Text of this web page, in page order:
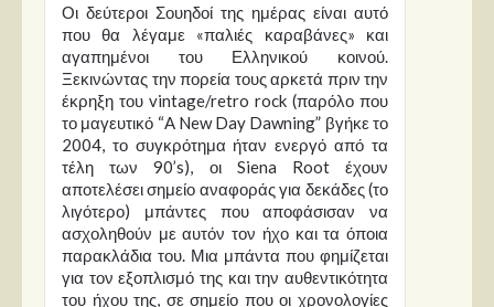
Οι δεύτεροι Σουηδοί της ημέρας είναι αυτό
που θα λέγαμε «παλιές καραβάνες» και
αγαπημένοι του Ελληνικού κοινού.
Ξεκινώντας την πορεία τους αρκετά πριν την
έκρηξη του vintage/retro rock (παρόλο που
το μαγευτικό “A New Day Dawning” βγήκε το
2004, το συγκρότημα ήταν ενεργό από τα
τέλη των 90’s), οι Siena Root έχουν
αποτελέσει σημείο αναφοράς για δεκάδες (το
λιγότερο) μπάντες που αποφάσισαν να
ασχοληθούν με αυτόν τον ήχο και τα όποια
παρακλάδια του. Μια μπάντα που φημίζεται
για τον εξοπλισμό της και την αυθεντικότητα
του ήχου της, σε σημείο που οι χρονολογίες